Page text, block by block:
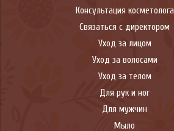
Консультация косметолога
Связаться с директором
Уход за лицом
Уход за волосами
Уход за телом
Для рук и ног
Для мужчин
Мыло